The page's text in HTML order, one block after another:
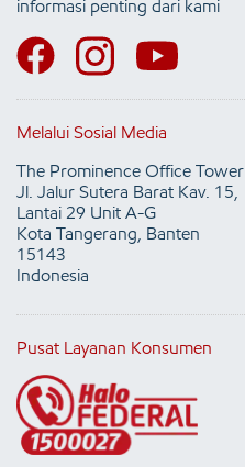
informasi penting dari kami
Melalui Sosial Media
The Prominence Office Tower
Jl. Jalur Sutera Barat Kav. 15,
Lantai 29 Unit A-G
Kota Tangerang, Banten
15143
Indonesia
Pusat Layanan Konsumen